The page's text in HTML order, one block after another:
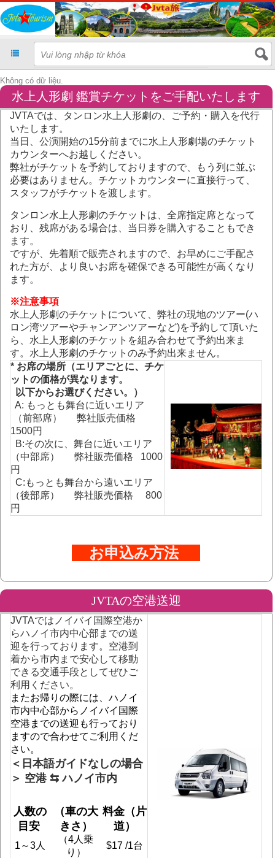
Không có dữ liệu.
水上人形劇 鑑賞チケットをご手配いたします
JVTAでは、タンロン水上人形劇の、ご予約・購入を代行
いたします。
当日、公演開始の15分前までに水上人形劇場のチケット
カウンターへお越しください。
弊社がチケットを予約しておりますので、もう列に並ぶ
必要はありません。チケットカウンターに直接行って、
スタッフがチケットを渡します。
タンロン水上人形劇のチケットは、全席指定席となって
おり、残席がある場合は、当日券を購入することもでき
ます。
ですが、先着順で販売されますので、お早めにご手配さ
れた方が、より良いお席を確保できる可能性が高くなり
ます。
※注意事項
水上人形劇のチケットについて、弊社の現地のツアー(ハ
ロン湾ツアーやチャンアンツアーなど)を予約して頂いた
ら、水上人形劇のチケットを組み合わせて予約出来ま
す。水上人形劇のチケットのみ予約出来ません。
* お席の場所（エリアごとに、チケ
ットの価格が異なります。
以下からお選びください。）
A: もっとも舞台に近いエリア
（前部席） 弊社販売価格
1500円
B:その次に、舞台に近いエリア
（中部席） 弊社販売価格 1000
円
C: もっとも舞台から遠いエリア
（後部席） 弊社販売価格 800
円
お申込み方法
JVTAの空港送迎
JVTAではノイバイ国際空港か
らハノイ市内中心部までの送
迎を行っております。空港到
着から市内まで安心して移動
できる交通手段としてぜひご
利用ください。
またお帰りの際には、ハノイ
市内中心部からノイバイ国際
空港までの送迎も行っており
ますので合わせてご利用くだ
さい。
＜日本語ガイドなしの場合
＞ 空港 ⇆ ハノイ市内
人数の
目安
（車の大
きさ）
料金（片
道）
1～3人
（4人乗
り）
$17 /1台